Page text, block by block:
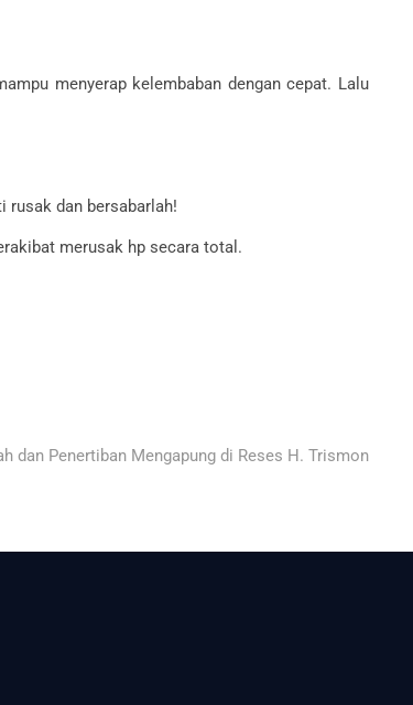
menyerap kelembaban dengan cepat. Lalu
rusak dan bersabarlah!
merusak hp secara total.
dan Penertiban Mengapung di Reses H. Trismon